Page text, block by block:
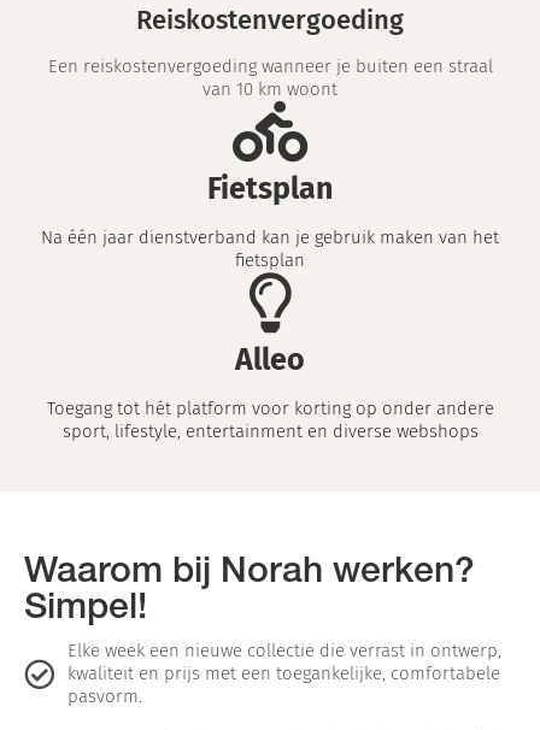
Reiskostenvergoeding
Een reiskostenvergoeding wanneer je buiten een straal
van 10 km woont
Fietsplan
Na één jaar dienstverband kan je gebruik maken van het
fietsplan
Alleo
Toegang tot hét platform voor korting op onder andere
sport, lifestyle, entertainment en diverse webshops
Waarom bij Norah werken?
Simpel!
Elke week een nieuwe collectie die verrast in ontwerp,
kwaliteit en prijs met een toegankelijke, comfortabele
pasvorm.